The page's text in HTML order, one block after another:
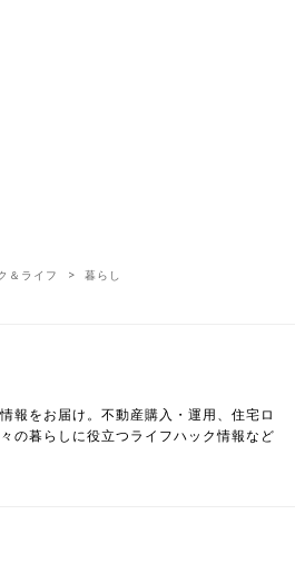
＆ライフ
暮らし
報をお届け。不動産購入・運用、住宅ロ
の暮らしに役立つライフハック情報など